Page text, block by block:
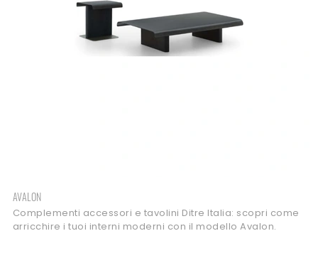
AVALON
Complementi accessori e tavolini Ditre Italia: scopri come
arricchire i tuoi interni moderni con il modello Avalon.